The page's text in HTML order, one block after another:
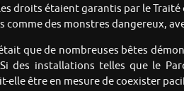
droits étaient garantis par le
comme des monstres dangereux,
que de nombreuses bêtes
des installations telles que le
elle être en mesure de coexister